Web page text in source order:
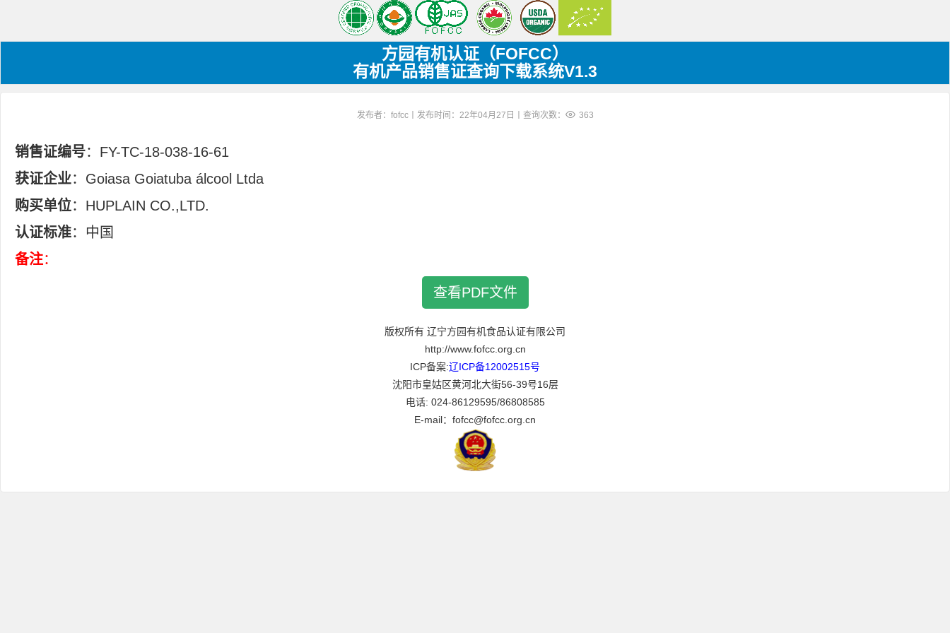
方园有机认证（FOFCC）
有机产品销售证查询下载系统V1.3
发布者：fofcc丨发布时间：22年04月27日丨查询次数： 363
销售证编号：FY-TC-18-038-16-61
获证企业：Goiasa Goiatuba álcool Ltda
购买单位：HUPLAIN CO.,LTD.
认证标准：中国
备注：
查看PDF文件
版权所有 辽宁方园有机食品认证有限公司
http://www.fofcc.org.cn
ICP备案:辽ICP备12002515号
沈阳市皇姑区黄河北大街56-39号16层
电话: 024-86129595/86808585
E-mail：fofcc@fofcc.org.cn